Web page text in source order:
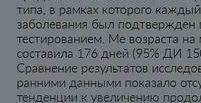
типа, в рамках которого
заболевания был подтвержден
тестированием. Me возраста
составила 176 дней (95% ДИ
Сравнение результатов
ранними данными показало
тенденции к увеличению